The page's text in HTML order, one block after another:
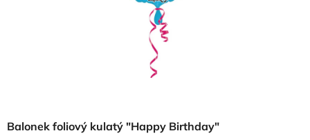
Balonek foliový kulatý "Happy Birthday"